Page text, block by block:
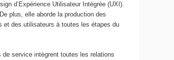
d’Expérience Utilisateur Intégrée (UXI).
plus, elle aborde la production des
et des utilisateurs à toutes les étapes du
service intègrent toutes les relations